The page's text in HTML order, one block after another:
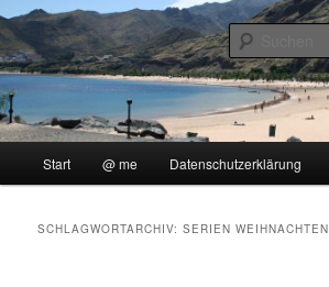
Zum
primären
Inhalt
springen
Zum
sekundären
Inhalt
springen2beCrazy
..::Ollis Blog::..
Start @ me Datenschutzerklärung
SCHLAGWORTARCHIV:SERIEN WEIHNACHTEN